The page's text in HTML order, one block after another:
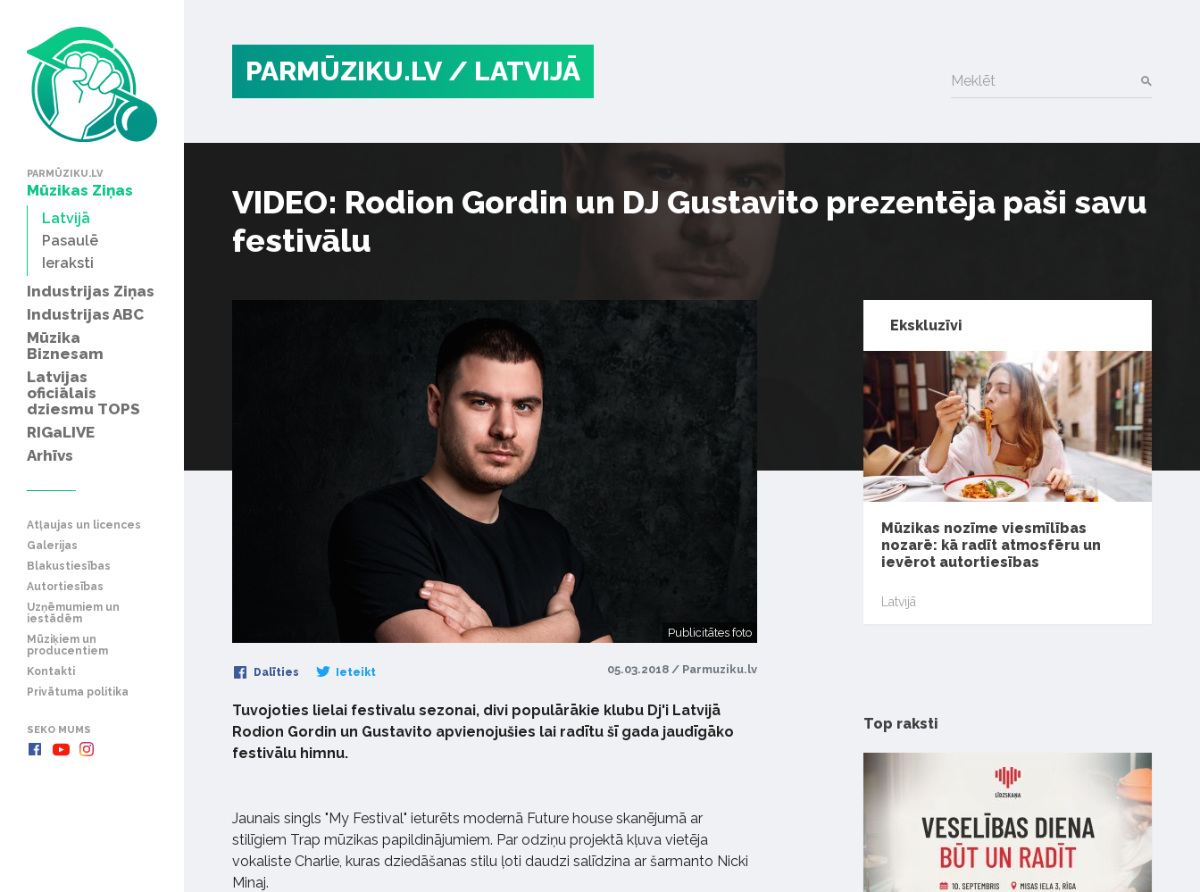
PARMŪZIKU.LV
Mūzikas Ziņas
Latvijā
Pasaulē
Ieraksti
Industrijas Ziņas
Industrijas ABC
Mūzika
Biznesam
Latvijas
oficiālais
dziesmu TOPS
RIGaLIVE
Arhīvs
Atļaujas un licences
Galerijas
Blakustiesības
Autortiesības
Uzņēmumiem un
iestādēm
Mūziķiem un
producentiem
Kontakti
Privātuma politika
SEKO MUMS
PARMŪZIKU.LV / LATVIJĀ Meklēt
VIDEO: Rodion Gordin un DJ Gustavito prezentēja paši savu
festivālu
Publicitātes foto
Dalīties Ieteikt 05.03.2018 / Parmuziku.lv
Tuvojoties lielai festivalu sezonai, divi populārākie klubu Dj'i Latvijā
Rodion Gordin un Gustavito apvienojušies lai radītu šī gada jaudīgāko
festivālu himnu.
Jaunais singls "My Festival" ieturēts modernā Future house skanējumā ar
stilīgiem Trap mūzikas papildinājumiem. Par odziņu projektā kļuva vietēja
vokaliste Charlie, kuras dziedāšanas stilu ļoti daudzi salīdzina ar šarmanto Nicki
Minaj.
Ekskluzīvi
Mūzikas nozīme viesmīlības
nozarē: kā radīt atmosfēru un
ievērot autortiesības
Latvijā
Top raksti